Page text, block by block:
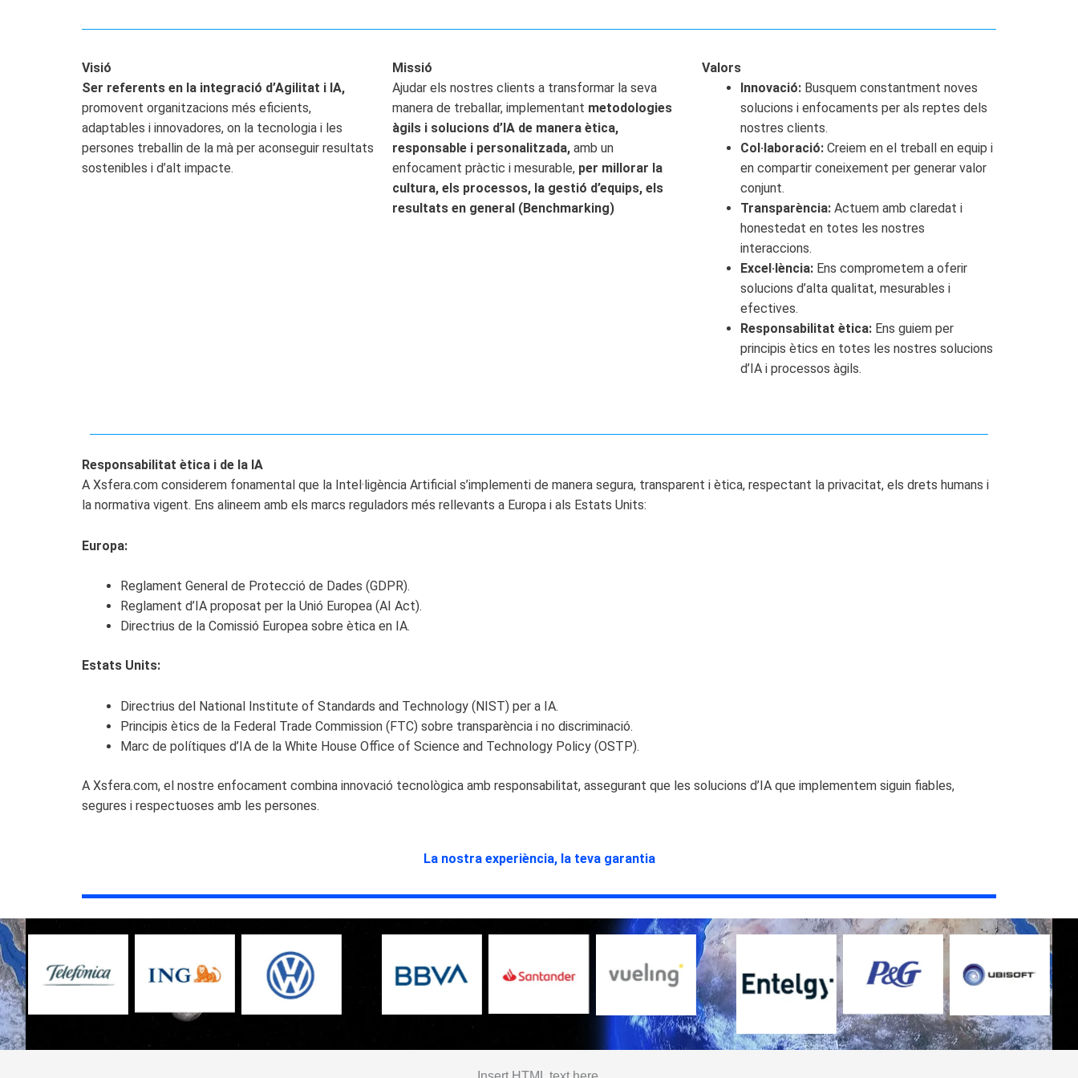
Visió
Ser referents en la integració d’Agilitat i IA,
promovent organitzacions més eficients,
adaptables i innovadores, on la tecnologia i les
persones treballin de la mà per aconseguir resultats
sostenibles i d’alt impacte.
Missió
Ajudar els nostres clients a transformar la seva
manera de treballar, implementant metodologies
àgils i solucions d’IA de manera ètica,
responsable i personalitzada,amb un
enfocament pràctic i mesurable, per millorar la
cultura, els processos, la gestió d’equips, els
resultats en general (Benchmarking)
Valors
Innovació: Busquem constantment noves
solucions i enfocaments per als reptes dels
nostres clients.
Col·laboració: Creiem en el treball en equip i
en compartir coneixement per generar valor
conjunt.
Transparència: Actuem amb claredat i
honestedat en totes les nostres
interaccions.
Excel·lència: Ens comprometem a oferir
solucions d’alta qualitat, mesurables i
efectives.
Responsabilitat ètica: Ens guiem per
principis ètics en totes les nostres solucions
d’IA i processos àgils.
Responsabilitat ètica i de la IA
A Xsfera.com considerem fonamental que la Intel·ligència Artificial s’implementi de manera segura, transparent i ètica, respectant la privacitat, els drets humans i
la normativa vigent. Ens alineem amb els marcs reguladors més rellevants a Europa i als Estats Units:
Europa:
Reglament General de Protecció de Dades (GDPR).
Reglament d’IA proposat per la Unió Europea (AI Act).
Directrius de la Comissió Europea sobre ètica en IA.
Estats Units:
Directrius del National Institute of Standards and Technology (NIST) per a IA.
Principis ètics de la Federal Trade Commission (FTC) sobre transparència i no discriminació.
Marc de polítiques d’IA de la White House Office of Science and Technology Policy (OSTP).
A Xsfera.com, el nostre enfocament combina innovació tecnològica amb responsabilitat, assegurant que les solucions d’IA que implementem siguin fiables,
segures i respectuoses amb les persones.
La nostra experiència, la teva garantia
No Caption No Caption No Caption No Caption No Caption No Caption
No Caption
No Caption No Caption